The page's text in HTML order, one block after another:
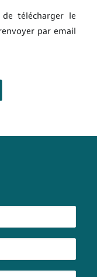
télécharger le
par email